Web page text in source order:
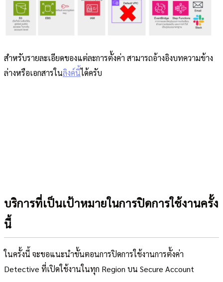
สำหรับรายละเอียดของแต่ละการตั้งค่า สามารถอ้างอิงบทความข้าง
ล่างหรือเอกสารในลิงค์นี้ได้ครับ
บริการที่เป็นเป้าหมายในการปิดการใช้งานครั้ง
นี้
ในครั้งนี้ จะขอแนะนำขั้นตอนการปิดการใช้งานการตั้งค่า
Detective ที่เปิดใช้งานในทุก Region บน Secure Account